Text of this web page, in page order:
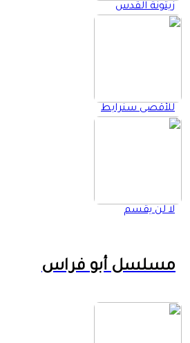
زيتونة القدس
للأقصى سنرابط
لا لن يقسم
مسلسل أبو فراس